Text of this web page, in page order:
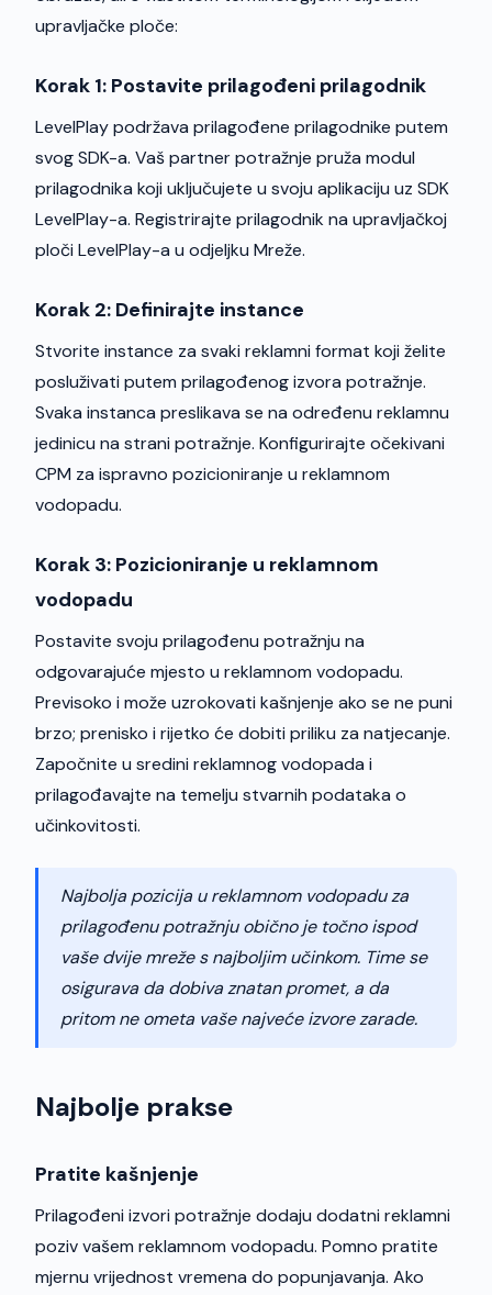
upravljačke ploče:
Korak 1: Postavite prilagođeni prilagodnik
LevelPlay podržava prilagođene prilagodnike putem
svog SDK-a. Vaš partner potražnje pruža modul
prilagodnika koji uključujete u svoju aplikaciju uz SDK
LevelPlay-a. Registrirajte prilagodnik na upravljačkoj
ploči LevelPlay-a u odjeljku Mreže.
Korak 2: Definirajte instance
Stvorite instance za svaki reklamni format koji želite
posluživati putem prilagođenog izvora potražnje.
Svaka instanca preslikava se na određenu reklamnu
jedinicu na strani potražnje. Konfigurirajte očekivani
CPM za ispravno pozicioniranje u reklamnom
vodopadu.
Korak 3: Pozicioniranje u reklamnom
vodopadu
Postavite svoju prilagođenu potražnju na
odgovarajuće mjesto u reklamnom vodopadu.
Previsoko i može uzrokovati kašnjenje ako se ne puni
brzo; prenisko i rijetko će dobiti priliku za natjecanje.
Započnite u sredini reklamnog vodopada i
prilagođavajte na temelju stvarnih podataka o
učinkovitosti.
Najbolja pozicija u reklamnom vodopadu za
prilagođenu potražnju obično je točno ispod
vaše dvije mreže s najboljim učinkom. Time se
osigurava da dobiva znatan promet, a da
pritom ne ometa vaše najveće izvore zarade.
Najbolje prakse
Pratite kašnjenje
Prilagođeni izvori potražnje dodaju dodatni reklamni
poziv vašem reklamnom vodopadu. Pomno pratite
mjernu vrijednost vremena do popunjavanja. Ako